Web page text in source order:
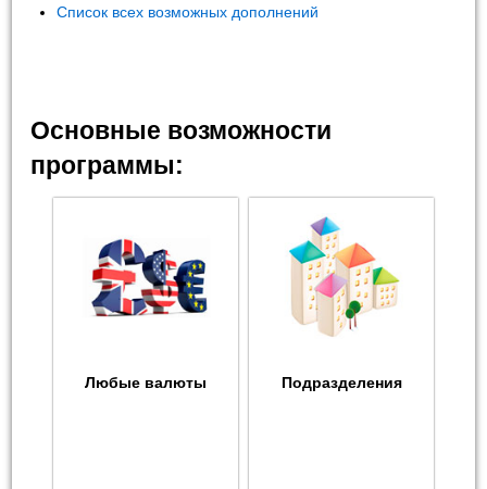
Список всех возможных дополнений
Основные возможности
программы:
Любые валюты Подразделения